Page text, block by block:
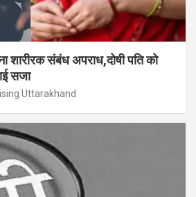
शारीरक संबंध अपराध,दोषी पति को
सजा
Uttarakhand